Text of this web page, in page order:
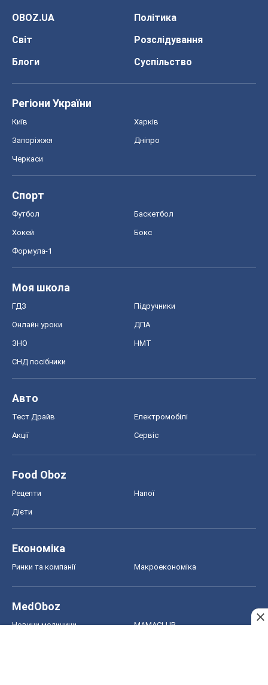
OBOZ.UA
Політика
Світ
Розслідування
Блоги
Суспільство
Регіони України
Київ Харків
Запоріжжя Дніпро
Черкаси
Спорт
Футбол Баскетбол
Хокей Бокс
Формула-1
Моя школа
ГДЗ Підручники
Онлайн уроки ДПА
ЗНО НМТ
СНД посібники
Авто
Тест Драйв Електромобілі
Акції Сервіс
Food Oboz
Рецепти Напої
Дієти
Економіка
Ринки та компанії Макроекономіка
MedOboz
Новини медицини MAMACLUB